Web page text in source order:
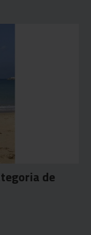
de